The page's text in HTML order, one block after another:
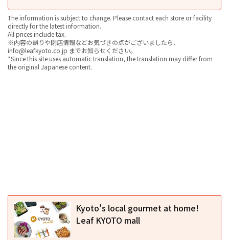
The information is subject to change. Please contact each store or facility
directly for the latest information.
All prices include tax.
※内容の誤りや閉店情報などお気づきの点がございましたら、
info@leafkyoto.co.jp までお知らせください。
*Since this site uses automatic translation, the translation may differ from
the original Japanese content.
Kyoto's local gourmet at home!
Leaf KYOTO mall